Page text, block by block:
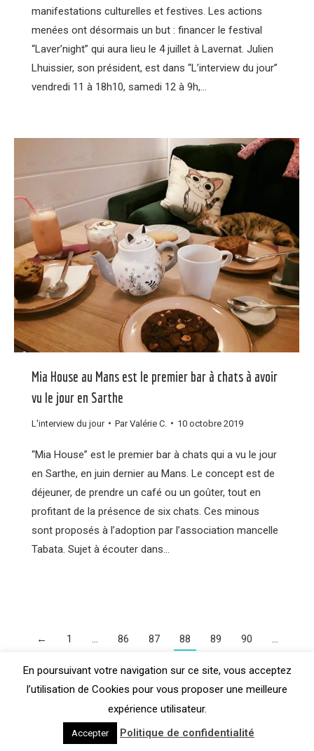
manifestations culturelles et festives. Les actions
menées ont désormais un but : financer le festival
“Laver’night” qui aura lieu le 4 juillet à Lavernat. Julien
Lhuissier, son président, est dans “L’interview du jour”
vendredi 11 à 18h10, samedi 12 à 9h,…
Mia House au Mans est le premier bar à chats à avoir
vu le jour en Sarthe
L'interview du jour ParValérie C. 10 octobre 2019
“Mia House” est le premier bar à chats qui a vu le jour
en Sarthe, en juin dernier au Mans. Le concept est de
déjeuner, de prendre un café ou un goûter, tout en
profitant de la présence de six chats. Ces minous
sont proposés à l’adoption par l’association mancelle
Tabata. Sujet à écouter dans…
← 1 … 86 87 88 89 90
…
Copyright Contact FM 99.3
Pieds de page
En poursuivant votre navigation sur ce site, vous acceptez
l’utilisation de Cookies pour vous proposer une meilleure
expérience utilisateur.
Accepter Politique de confidentialité